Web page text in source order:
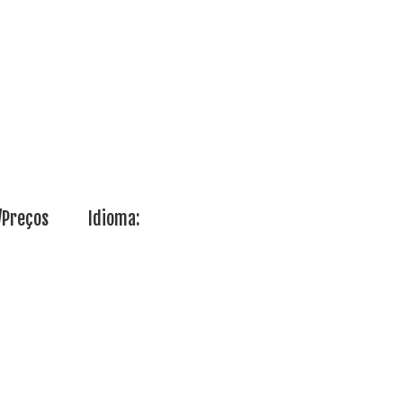
Idioma: